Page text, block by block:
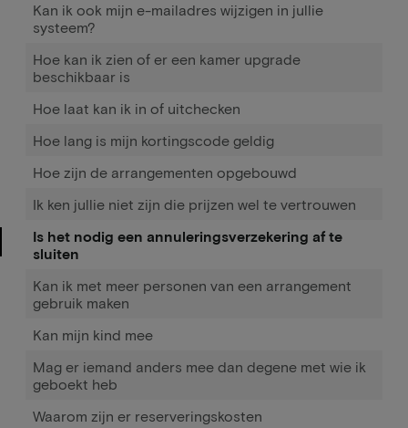
Kan ik ook mijn e-mailadres wijzigen in jullie
systeem?
Hoe kan ik zien of er een kamer upgrade
beschikbaar is
Hoe laat kan ik in of uitchecken
Hoe lang is mijn kortingscode geldig
Hoe zijn de arrangementen opgebouwd
Ik ken jullie niet zijn die prijzen wel te vertrouwen
Is het nodig een annuleringsverzekering af te
sluiten
Kan ik met meer personen van een arrangement
gebruik maken
Kan mijn kind mee
Mag er iemand anders mee dan degene met wie ik
geboekt heb
Waarom zijn er reserveringskosten